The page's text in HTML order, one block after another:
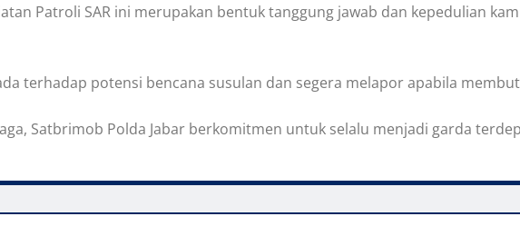
Patroli SAR ini merupakan bentuk tanggung jawab dan kepedulian
terhadap potensi bencana susulan dan segera melapor apabila
Satbrimob Polda Jabar berkomitmen untuk selalu menjadi garda